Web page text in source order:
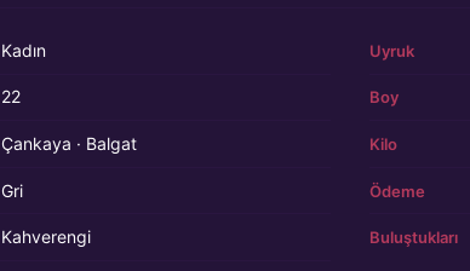
Kadın
22
Çankaya · Balgat
Gri
Kahverengi
Uyruk
Boy
Kilo
Ödeme
Buluştukları